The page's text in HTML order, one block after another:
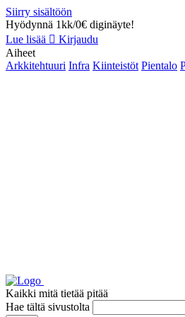
Siirry sisältöön
Hyödynnä 1kk/0€ diginäyte!
Lue lisää
Kirjaudu
Aiheet
Arkkitehtuuri Infra Kiinteistöt Pientalo
Kaikki mitä tietää pitää
Hae tältä sivustolta